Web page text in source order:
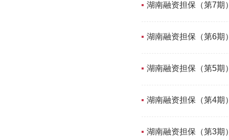
湖南融资担保（第7期
湖南融资担保（第6期
湖南融资担保（第5期
湖南融资担保（第4期
湖南融资担保（第3期